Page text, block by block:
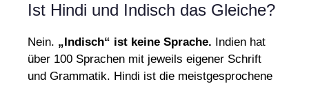
Ist Hindi und Indisch das Gleiche?
Nein. „Indisch“ ist keine Sprache. Indien hat
über 100 Sprachen mit jeweils eigener Schrift
und Grammatik. Hindi ist die meistgesprochene